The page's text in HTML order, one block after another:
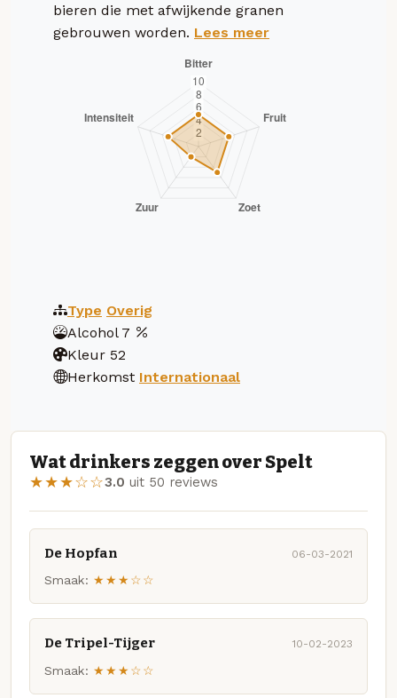
bieren die met afwijkende granen
gebrouwen worden. Lees meer
Type Overig
Alcohol 7
Kleur 52
Herkomst Internationaal
Wat drinkers zeggen over Spelt
★★★☆☆3.0 uit 50 reviews
De Hopfan 06-03-2021
Smaak: ★★★☆☆
De Tripel-Tijger 10-02-2023
Smaak: ★★★☆☆